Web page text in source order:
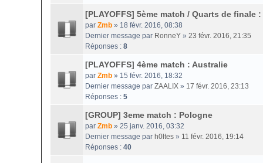
[PLAYOFFS] 5ème match / Quarts de finale
par Zmb » 18 févr. 2016, 08:38
Dernier message par RonneY » 23 févr. 2016, 21:35
Réponses : 8
[PLAYOFFS] 4ème match : Australie
par Zmb » 15 févr. 2016, 18:32
Dernier message par ZAALIX » 17 févr. 2016, 23:13
Réponses : 5
[GROUP] 3eme match : Pologne
par Zmb » 25 janv. 2016, 03:32
Dernier message par h0ltes » 11 févr. 2016, 19:14
Réponses : 40